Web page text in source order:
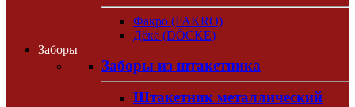
Факро (FAKRO)
Дёке (DÖCKE)
Заборы
Заборы из штакетника
Штакетник металлический